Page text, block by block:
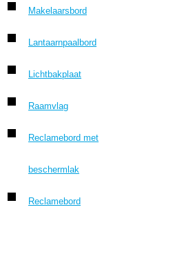
Makelaarsbord
Lantaarnpaalbord
Lichtbakplaat
Raamvlag
Reclamebord met
beschermlak
Reclamebord